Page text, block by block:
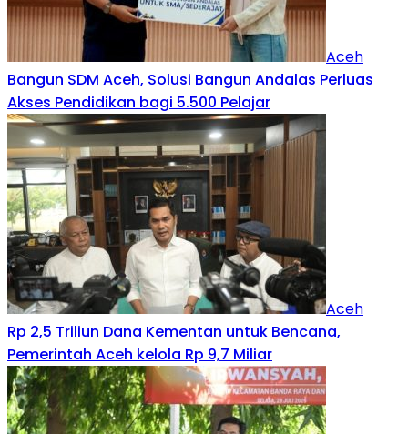
Aceh
Bangun SDM Aceh, Solusi Bangun Andalas Perluas
Akses Pendidikan bagi 5.500 Pelajar
Aceh
Rp 2,5 Triliun Dana Kementan untuk Bencana,
Pemerintah Aceh kelola Rp 9,7 Miliar‎